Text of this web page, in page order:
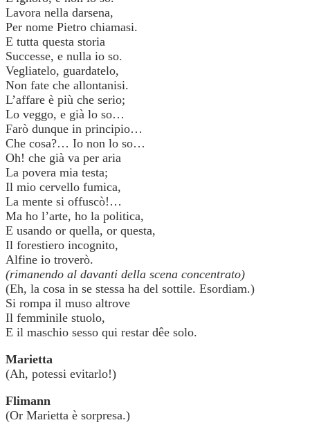
Lavora nella darsena,
Per nome Pietro chiamasi.
E tutta questa storia
Successe, e nulla io so.
Vegliatelo, guardatelo,
Non fate che allontanisi.
L’affare è più che serio;
Lo veggo, e già lo so…
Farò dunque in principio…
Che cosa?… Io non lo so…
Oh! che già va per aria
La povera mia testa;
Il mio cervello fumica,
La mente si offuscò!…
Ma ho l’arte, ho la politica,
E usando or quella, or questa,
Il forestiero incognito,
Alfine io troverò.
(rimanendo al davanti della scena concentrato)
(Eh, la cosa in se stessa ha del sottile. Esordiam.)
Si rompa il muso altrove
Il femminile stuolo,
E il maschio sesso qui restar dêe solo.
Marietta
(Ah, potessi evitarlo!)
Flimann
(Or Marietta è sorpresa.)